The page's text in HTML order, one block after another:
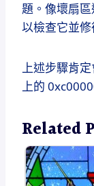
題。 像壞扇
以檢查它並修
上述步驟肯
上的
Related